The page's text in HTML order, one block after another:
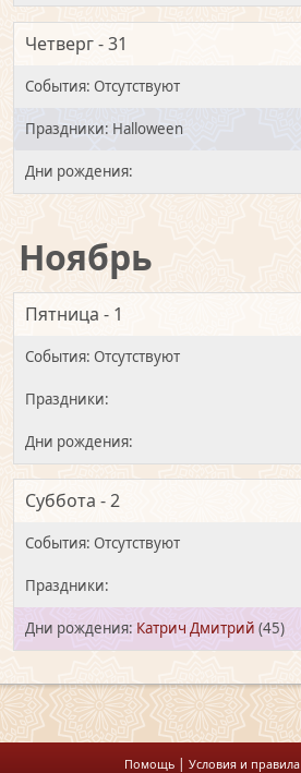
Четверг - 31
Halloween
Ноябрь
Пятница - 1
Суббота - 2
Катрич Дмитрий (45)
Помощь | Условия и правила